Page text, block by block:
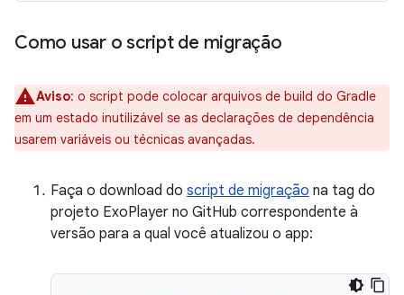
Como usar o script de migração
Aviso: o script pode colocar arquivos de build do Gradle
em um estado inutilizável se as declarações de dependência
usarem variáveis ou técnicas avançadas.
Faça o download do script de migração na tag do
projeto ExoPlayer no GitHub correspondente à
versão para a qual você atualizou o app: